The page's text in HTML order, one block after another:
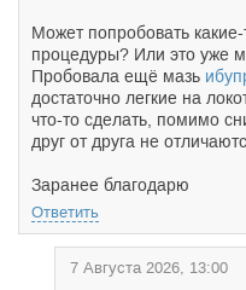
Может попробовать
процедуры? Или это уже
Пробовала ещё мазь
достаточно легкие на
что-то сделать, помимо
друг от друга не
Заранее благодарю
Ответить
7 Августа 2026, 13:00